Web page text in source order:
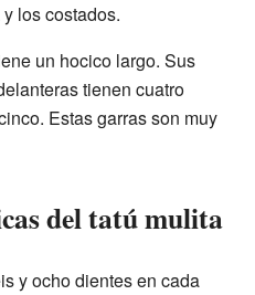
los costados.
un hocico largo. Sus
tienen cuatro
Estas garras son muy
del tatú mulita
y ocho dientes en cada